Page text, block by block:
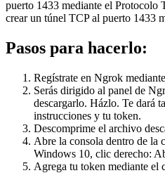
puerto 1433 mediante el Protocolo
crear un túnel TCP al puerto 1433
Pasos para hacerlo:
Regístrate en Ngrok mediante
Serás dirigido al panel de
descargarlo. Házlo. Te dará
instrucciones y tu token.
Descomprime el archivo
Abre la consola dentro de la
Windows 10, clic derecho:
Agrega tu token mediante el